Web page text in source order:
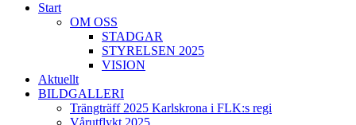
Start
OM OSS
STADGAR
STYRELSEN 2025
VISION
Aktuellt
BILDGALLERI
Trängträff 2025 Karlskrona i FLK:s regi